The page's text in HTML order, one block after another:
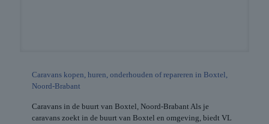
Caravans kopen, huren, onderhouden of repareren in Boxtel,
Noord-Brabant
Caravans in de buurt van Boxtel, Noord-Brabant Als je
caravans zoekt in de buurt van Boxtel en omgeving, biedt VL